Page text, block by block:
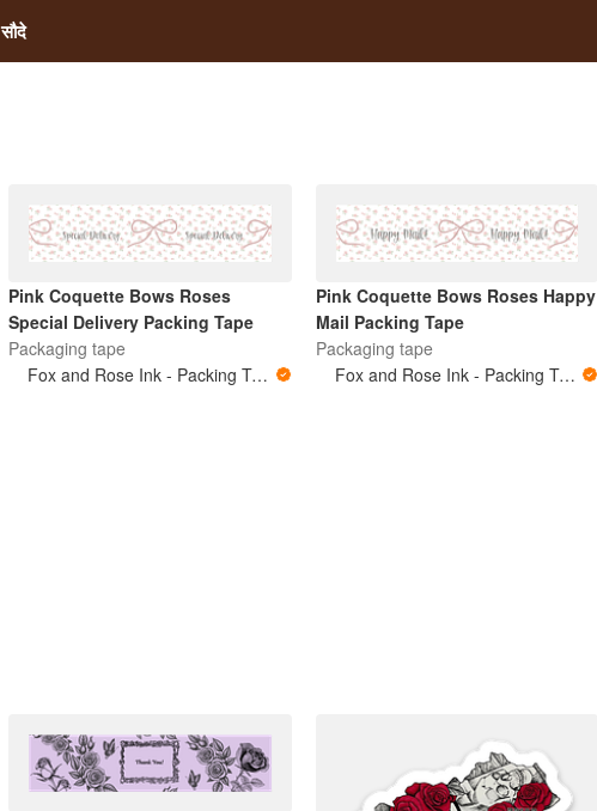
सौदे
Pink Coquette Bows Roses
Special Delivery Packing Tape
Packaging tape
Fox and Rose Ink - Packing Tape
Pink Coquette Bows Roses Happy
Mail Packing Tape
Packaging tape
Fox and Rose Ink - Packing Tape